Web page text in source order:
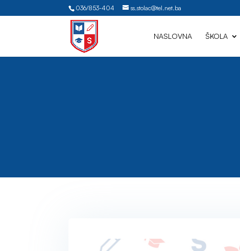
036/853-404 ss.stolac@tel.net.ba
NASLOVNA ŠKOLA